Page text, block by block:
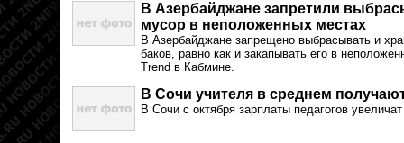
В Азербайджане запретили
мусор в неположенных местах
В Азербайджане запрещено выбрасывать и
баков, равно как и закапывать его в
Trend в Кабмине.
В Сочи учителя в среднем
В Сочи с октября зарплаты педагогов